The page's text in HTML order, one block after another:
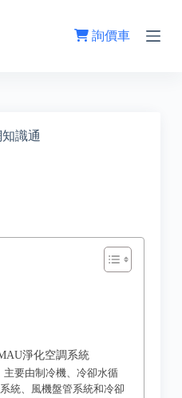
詢價車
識通
淨化空調系統
主要由制冷機、冷卻水循
統、風機盤管系統和冷卻